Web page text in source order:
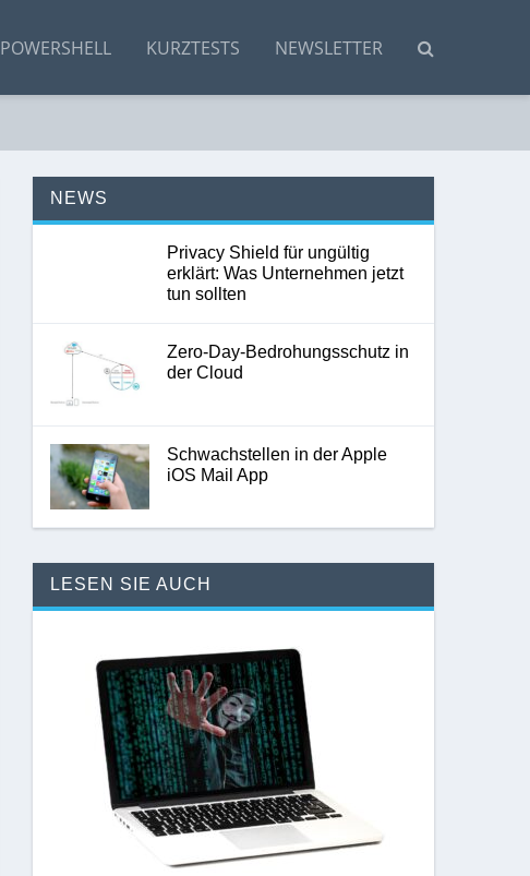
POWERSHELL KURZTESTS NEWSLETTER
NEWS
Privacy Shield für ungültig
erklärt: Was Unternehmen jetzt
tun sollten
Zero-Day-Bedrohungsschutz in
der Cloud
Schwachstellen in der Apple
iOS Mail App
LESEN SIE AUCH